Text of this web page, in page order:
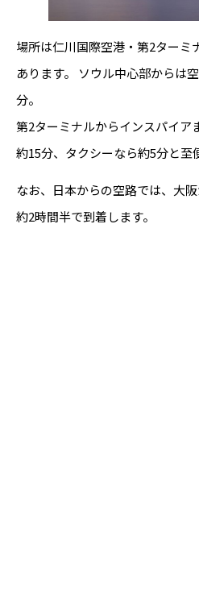
場所は仁川国際空港・第2ターミ
あります。 ソウル中心部からは
分。
第2ターミナルからインスパイア
約15分、タクシーなら約5分と至
なお、日本からの空路では、大
約2時間半で到着します。